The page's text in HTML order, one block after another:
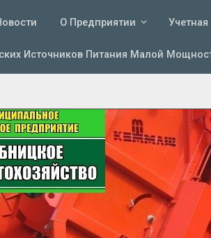
О Предприятии
Источников Питания Малой